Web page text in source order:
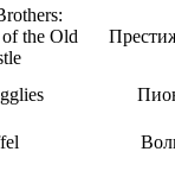
the Old